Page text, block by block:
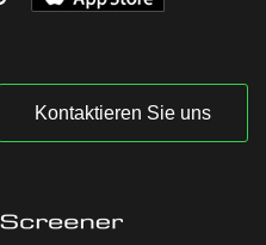
Kontaktieren Sie uns